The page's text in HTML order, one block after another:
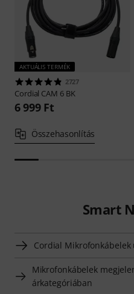
AKTUÁLIS TERMÉK
2727
Cordial CAM 6 BK
6 999 Ft
Összehasonlítás
Smart
Cordial Mikrofonkábelek
Mikrofonkábelek
árkategóriában